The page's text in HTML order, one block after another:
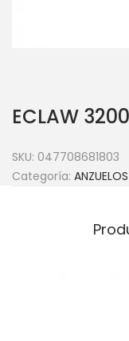
ECLAW
SKU: 047708681803
Categoría: ANZUELOS